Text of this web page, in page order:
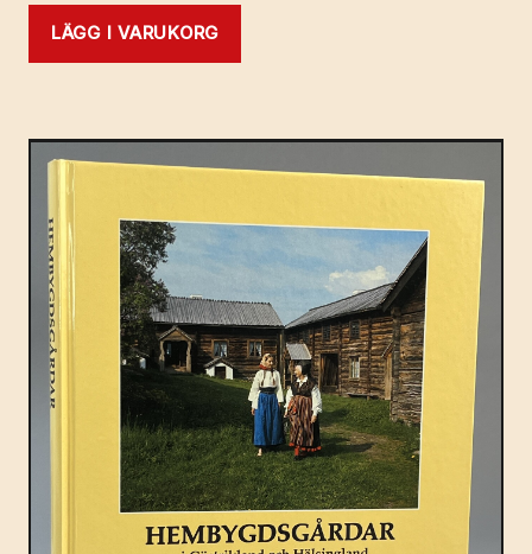
LÄGG I VARUKORG